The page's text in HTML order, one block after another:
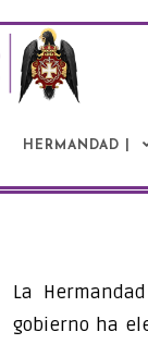
HERMANDAD |
La
gobierno ha